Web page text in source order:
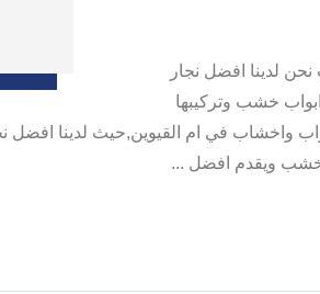
|0557821580| تفصيل ابواب نحن لدينا افضل نجار
خشب وتركيبها
واخشاب في ام القيوين,حيث لدينا
ويقدم افضل ...